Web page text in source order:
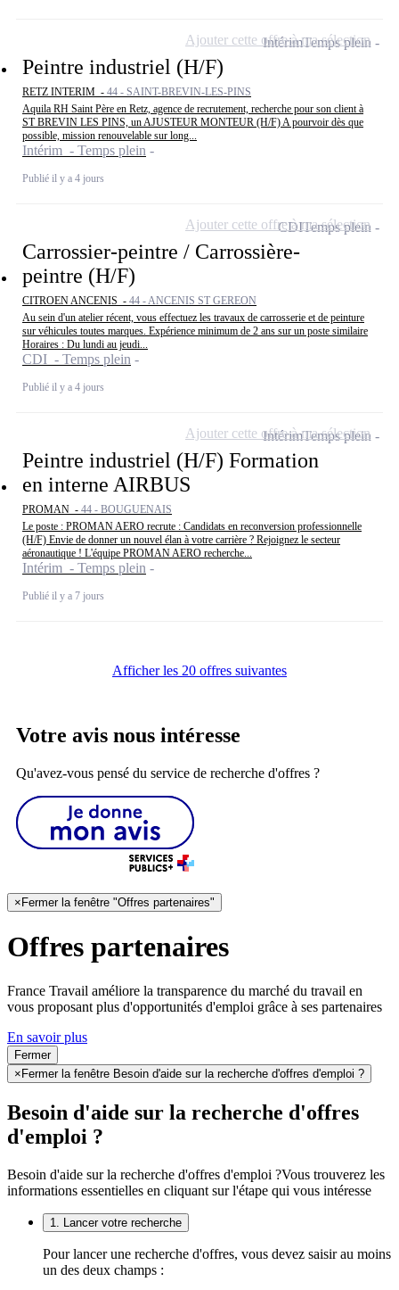
Peintre industriel (H/F)
RETZ INTERIM - 44 - SAINT-BREVIN-LES-PINS
Aquila RH Saint Père en Retz, agence de recrutement, recherche pour son client à
ST BREVIN LES PINS, un AJUSTEUR MONTEUR (H/F) A pourvoir dès que
possible, mission renouvelable sur long...
Intérim - Temps plein
Publié il y a 4 jours
IntérimTemps plein
Ajouter cette offre à ma sélection
Carrossier-peintre / Carrossière-
peintre (H/F)
CITROEN ANCENIS - 44 - ANCENIS ST GEREON
Au sein d'un atelier récent, vous effectuez les travaux de carrosserie et de peinture
sur véhicules toutes marques. Expérience minimum de 2 ans sur un poste similaire
Horaires : Du lundi au jeudi...
CDI - Temps plein
Publié il y a 4 jours
CDITemps plein
Ajouter cette offre à ma sélection
Peintre industriel (H/F) Formation
en interne AIRBUS
PROMAN - 44 - BOUGUENAIS
Le poste : PROMAN AERO recrute : Candidats en reconversion professionnelle
(H/F) Envie de donner un nouvel élan à votre carrière ? Rejoignez le secteur
aéronautique ! L'équipe PROMAN AERO recherche...
Intérim - Temps plein
Publié il y a 7 jours
IntérimTemps plein
Ajouter cette offre à ma sélection
Afficher les 20 offres suivantes
Votre avis nous intéresse
Qu'avez-vous pensé du service de recherche d'offres ?
× Fermer la fenêtre "Offres partenaires"
Offres partenaires
France Travail améliore la transparence du marché du travail en
vous proposant plus d'opportunités d'emploi grâce à ses partenaires
En savoir plus
Fermer
× Fermer la fenêtre Besoin d'aide sur la recherche d'offres d'emploi ?
Besoin d'aide sur la recherche d'offres
d'emploi ?
Besoin d'aide sur la recherche d'offres d'emploi ?Vous trouverez les
informations essentielles en cliquant sur l'étape qui vous intéresse
1. Lancer votre recherche
Pour lancer une recherche d'offres, vous devez saisir au moins
un des deux champs :